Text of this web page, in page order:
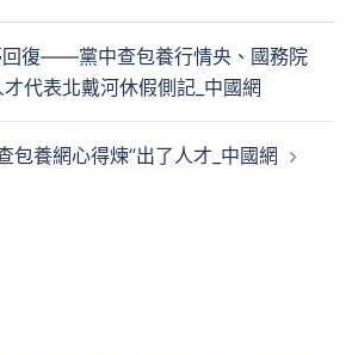
回復——黨中查包養行情央、國務院
代表北戴河休假側記_中國網
包養網心得煉”出了人才_中國網